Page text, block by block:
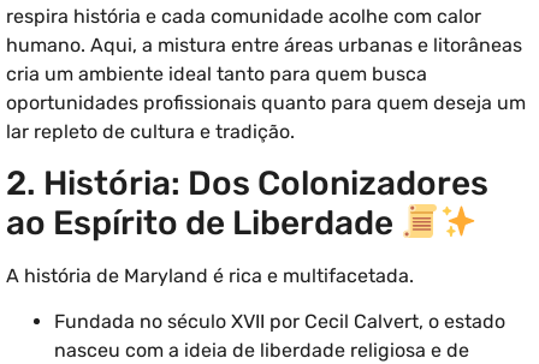
respira história e cada comunidade acolhe com calor
humano. Aqui, a mistura entre áreas urbanas e litorâneas
cria um ambiente ideal tanto para quem busca
oportunidades profissionais quanto para quem deseja um
lar repleto de cultura e tradição.
2. História: Dos Colonizadores
ao Espírito de Liberdade
A história de Maryland é rica e multifacetada.
Fundada no século XVII por Cecil Calvert, o estado
nasceu com a ideia de liberdade religiosa e de